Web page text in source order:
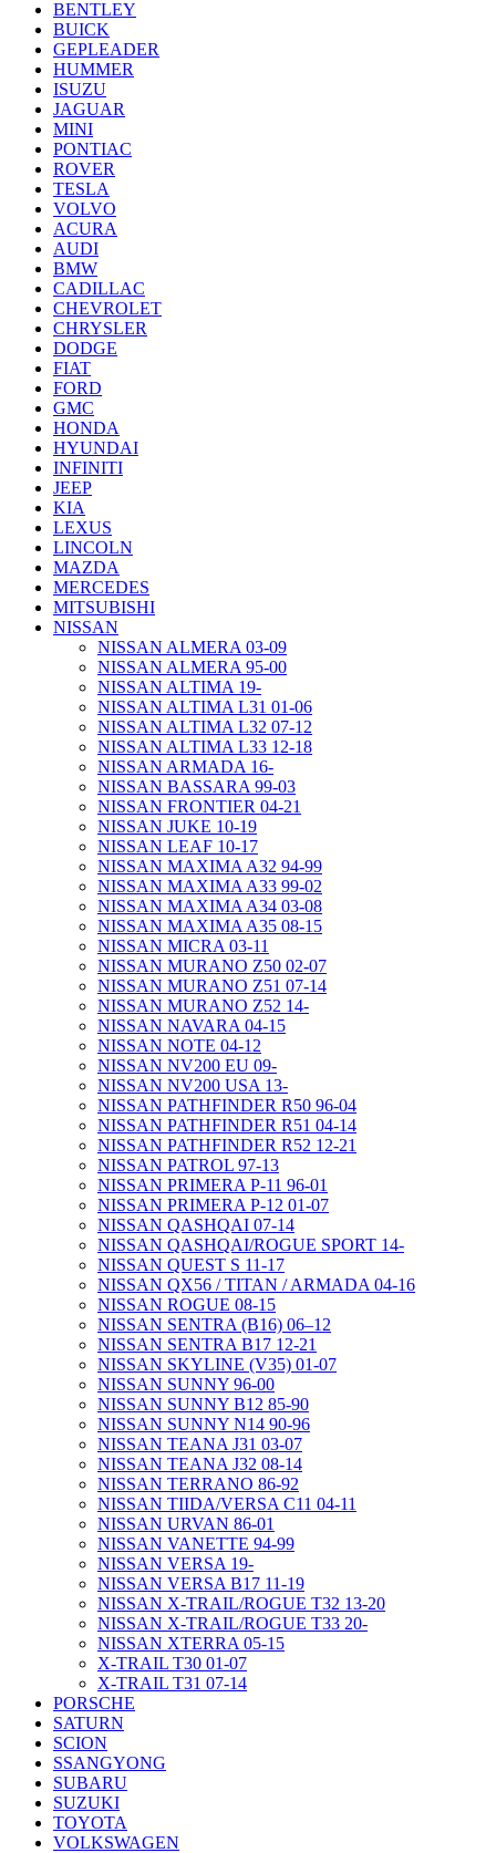
BENTLEY
BUICK
GEPLEADER
HUMMER
ISUZU
JAGUAR
MINI
PONTIAC
ROVER
TESLA
VOLVO
ACURA
AUDI
BMW
CADILLAC
CHEVROLET
CHRYSLER
DODGE
FIAT
FORD
GMC
HONDA
HYUNDAI
INFINITI
JEEP
KIA
LEXUS
LINCOLN
MAZDA
MERCEDES
MITSUBISHI
NISSAN
NISSAN ALMERA 03-09
NISSAN ALMERA 95-00
NISSAN ALTIMA 19-
NISSAN ALTIMA L31 01-06
NISSAN ALTIMA L32 07-12
NISSAN ALTIMA L33 12-18
NISSAN ARMADA 16-
NISSAN BASSARA 99-03
NISSAN FRONTIER 04-21
NISSAN JUKE 10-19
NISSAN LEAF 10-17
NISSAN MAXIMA A32 94-99
NISSAN MAXIMA A33 99-02
NISSAN MAXIMA A34 03-08
NISSAN MAXIMA A35 08-15
NISSAN MICRA 03-11
NISSAN MURANO Z50 02-07
NISSAN MURANO Z51 07-14
NISSAN MURANO Z52 14-
NISSAN NAVARA 04-15
NISSAN NOTE 04-12
NISSAN NV200 EU 09-
NISSAN NV200 USA 13-
NISSAN PATHFINDER R50 96-04
NISSAN PATHFINDER R51 04-14
NISSAN PATHFINDER R52 12-21
NISSAN PATROL 97-13
NISSAN PRIMERA P-11 96-01
NISSAN PRIMERA P-12 01-07
NISSAN QASHQAI 07-14
NISSAN QASHQAI/ROGUE SPORT 14-
NISSAN QUEST S 11-17
NISSAN QX56 / TITAN / ARMADA 04-16
NISSAN ROGUE 08-15
NISSAN SENTRA (B16) 06–12
NISSAN SENTRA B17 12-21
NISSAN SKYLINE (V35) 01-07
NISSAN SUNNY 96-00
NISSAN SUNNY B12 85-90
NISSAN SUNNY N14 90-96
NISSAN TEANA J31 03-07
NISSAN TEANA J32 08-14
NISSAN TERRANO 86-92
NISSAN TIIDA/VERSA C11 04-11
NISSAN URVAN 86-01
NISSAN VANETTE 94-99
NISSAN VERSA 19-
NISSAN VERSA B17 11-19
NISSAN X-TRAIL/ROGUE T32 13-20
NISSAN X-TRAIL/ROGUE T33 20-
NISSAN XTERRA 05-15
X-TRAIL T30 01-07
X-TRAIL T31 07-14
PORSCHE
SATURN
SCION
SSANGYONG
SUBARU
SUZUKI
TOYOTA
VOLKSWAGEN